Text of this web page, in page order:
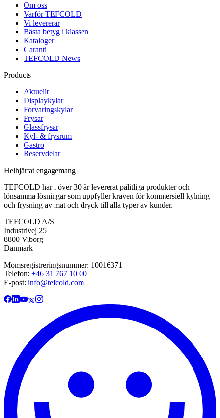
Om oss
Varför TEFCOLD
Vi levererar
Bästa betyg i klassen
Kataloger
Garanti
TEFCOLD News
Products
Aktuellt
Displaykylar
Forvaringskylar
Frysar
Glassfrysar
Kyl- & frysrum
Gastro
Reservdelar
Helhjärtat engagemang
TEFCOLD har i över 30 år levererat pålitliga produkter och
lönsamma lösningar som uppfyller kraven för kommersiell kylning
och frysning av mat och dryck till alla typer av kunder.
TEFCOLD A/S
Industrivej 25
8800 Viborg
Danmark
Momsregistreringsnummer: 10016371
Telefon: +46 31 767 10 00
E-post: info@tefcold.com